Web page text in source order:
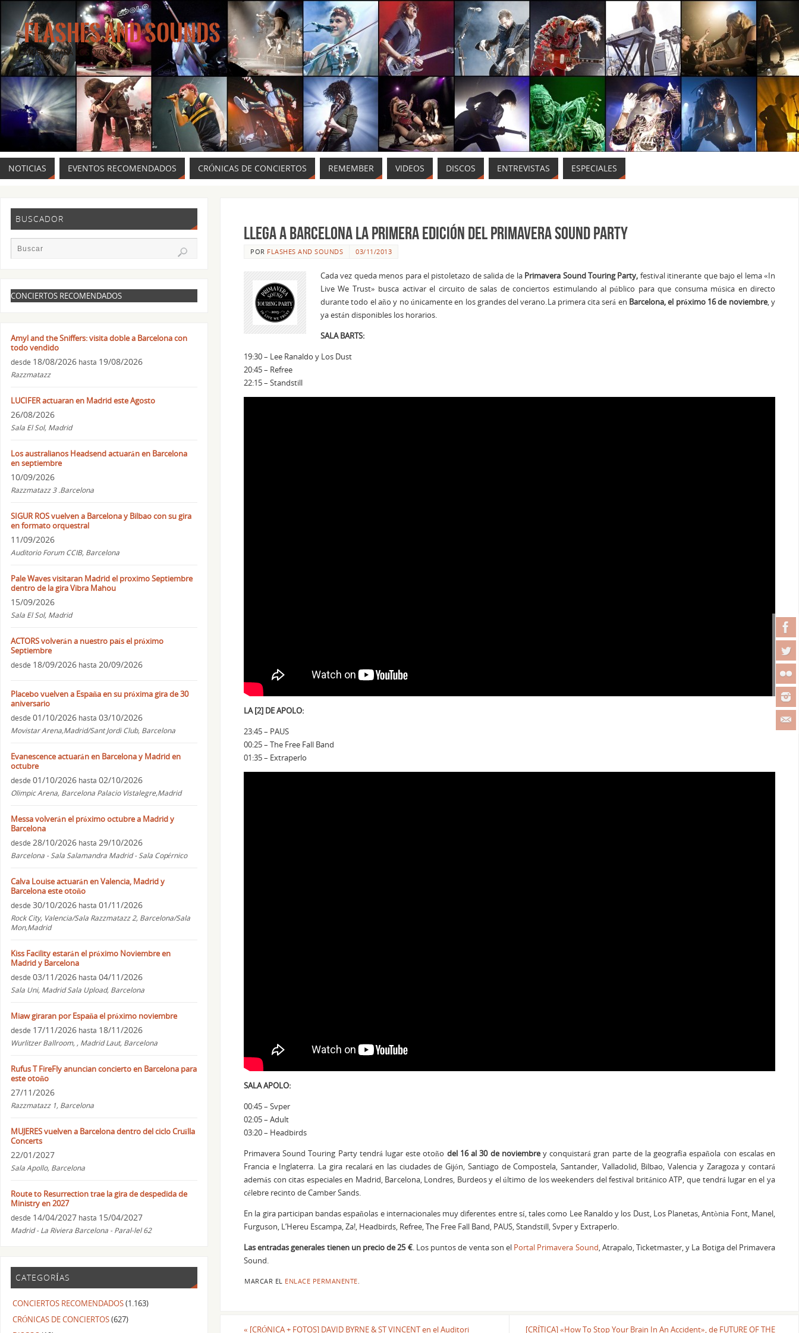
FLASHES AND SOUNDS
MÚSICA PARA LOS OJOS.
NOTICIAS EVENTOS RECOMENDADOS CRÓNICAS DE CONCIERTOS REMEMBER VIDEOS DISCOS ENTREVISTAS ESPECIALES
Llega a Barcelona la primera edición del PRIMAVERA SOUND PARTY
POR FLASHES AND SOUNDS 03/11/2013
Cada vez queda menos para el pistoletazo de salida de la Primavera Sound Touring Party, festival itinerante que bajo el lema «In
Live We Trust» busca activar el circuito de salas de conciertos estimulando al público para que consuma música en directo
durante todo el año y no únicamente en los grandes del verano.La primera cita será en Barcelona, el próximo 16 de noviembre, y
ya están disponibles los horarios.
SALA BARTS:
19:30 – Lee Ranaldo y Los Dust
20:45 – Refree
22:15 – Standstill
LA [2] DE APOLO:
23:45 – PAUS
00:25 – The Free Fall Band
01:35 – Extraperlo
SALA APOLO:
00:45 – Svper
02:05 – Adult
03:20 – Headbirds
Primavera Sound Touring Party tendrá lugar este otoño del 16 al 30 de noviembrey conquistará gran parte de la geografía española con escalas en
Francia e Inglaterra. La gira recalará en las ciudades de Gijón, Santiago de Compostela, Santander, Valladolid, Bilbao, Valencia y Zaragoza y contará
además con citas especiales en Madrid, Barcelona, Londres, Burdeos y el último de los weekenders del festival británico ATP, que tendrá lugar en el ya
célebre recinto de Camber Sands.
En la gira participan bandas españolas e internacionales muy diferentes entre sí, tales como Lee Ranaldo y los Dust, Los Planetas, Antònia Font, Manel,
Furguson, L’Hereu Escampa, Za!, Headbirds, Refree, The Free Fall Band, PAUS, Standstill, Svper y Extraperlo.
Las entradas generales tienen un precio de 25 €. Los puntos de venta son el Portal Primavera Sound, Atrapalo, Ticketmaster, y La Botiga del Primavera
Sound.
MARCAR EL ENLACE PERMANENTE.
« [CRÓNICA + FOTOS] DAVID BYRNE & ST VINCENT en el Auditori [CRÍTICA] «How To Stop Your Brain In An Accident», de FUTURE OF THE
BUSCADOR
CONCIERTOS RECOMENDADOS
Amyl and the Sniffers: visita doble a Barcelona con
todo vendido
desde 18/08/2026 hasta 19/08/2026
Razzmatazz
LUCIFER actuaran en Madrid este Agosto
26/08/2026
Sala El Sol, Madrid
Los australianos Headsend actuarán en Barcelona
en septiembre
10/09/2026
Razzmatazz 3 .Barcelona
SIGUR ROS vuelven a Barcelona y Bilbao con su gira
en formato orquestral
11/09/2026
Auditorio Forum CCIB, Barcelona
Pale Waves visitaran Madrid el proximo Septiembre
dentro de la gira Vibra Mahou
15/09/2026
Sala El Sol, Madrid
ACTORS volverán a nuestro país el próximo
Septiembre
desde 18/09/2026 hasta 20/09/2026
Placebo vuelven a España en su próxima gira de 30
aniversario
desde 01/10/2026 hasta 03/10/2026
Movistar Arena,Madrid/Sant Jordi Club, Barcelona
Evanescence actuarán en Barcelona y Madrid en
octubre
desde 01/10/2026 hasta 02/10/2026
Olimpic Arena, Barcelona Palacio Vistalegre,Madrid
Messa volverán el próximo octubre a Madrid y
Barcelona
desde 28/10/2026 hasta 29/10/2026
Barcelona - Sala Salamandra Madrid - Sala Copérnico
Calva Louise actuarán en Valencia, Madrid y
Barcelona este otoño
desde 30/10/2026 hasta 01/11/2026
Rock City, Valencia/Sala Razzmatazz 2, Barcelona/Sala
Mon,Madrid
Kiss Facility estarán el próximo Noviembre en
Madrid y Barcelona
desde 03/11/2026 hasta 04/11/2026
Sala Uni, Madrid Sala Upload, Barcelona
Miaw giraran por España el próximo noviembre
desde 17/11/2026 hasta 18/11/2026
Wurlitzer Ballroom, , Madrid Laut, Barcelona
Rufus T FireFly anuncian concierto en Barcelona para
este otoño
27/11/2026
Razzmatazz 1, Barcelona
MUJERES vuelven a Barcelona dentro del ciclo Cruïlla
Concerts
22/01/2027
Sala Apollo, Barcelona
Route to Resurrection trae la gira de despedida de
Ministry en 2027
desde 14/04/2027 hasta 15/04/2027
Madrid - La Riviera Barcelona - Paral-lel 62
CATEGORÍAS
CONCIERTOS RECOMENDADOS(1.163)
CRÓNICAS DE CONCIERTOS(627)